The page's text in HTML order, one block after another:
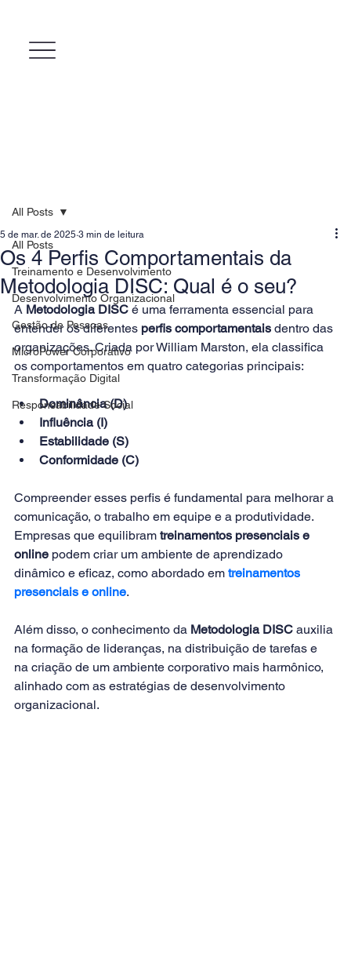
All Posts
Treinamento e Desenvolvimento
Desenvolvimento Organizacional
Gestão de Pessoas
MicroPower Corporativo
Transformação Digital
Responsabilidade Social
All Posts
Os 4 Perfis Comportamentais da
Metodologia DISC: Qual é o seu?
5 de mar. de 2025 3 min de leitura
A Metodologia DISC é uma ferramenta essencial para
entender os diferentes perfis comportamentais dentro das
organizações. Criada por William Marston, ela classifica
os comportamentos em quatro categorias principais:
Dominância (D)
Influência (I)
Estabilidade (S)
Conformidade (C)
Compreender esses perfis é fundamental para melhorar a
comunicação, o trabalho em equipe e a produtividade.
Empresas que equilibram treinamentos presenciais e
online podem criar um ambiente de aprendizado
dinâmico e eficaz, como abordado em treinamentos
presenciais e online.
Além disso, o conhecimento da Metodologia DISC auxilia
na formação de lideranças, na distribuição de tarefas e
na criação de um ambiente corporativo mais harmônico,
alinhado com as estratégias de desenvolvimento
organizacional.